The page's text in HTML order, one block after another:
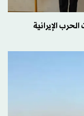
الإيرانية